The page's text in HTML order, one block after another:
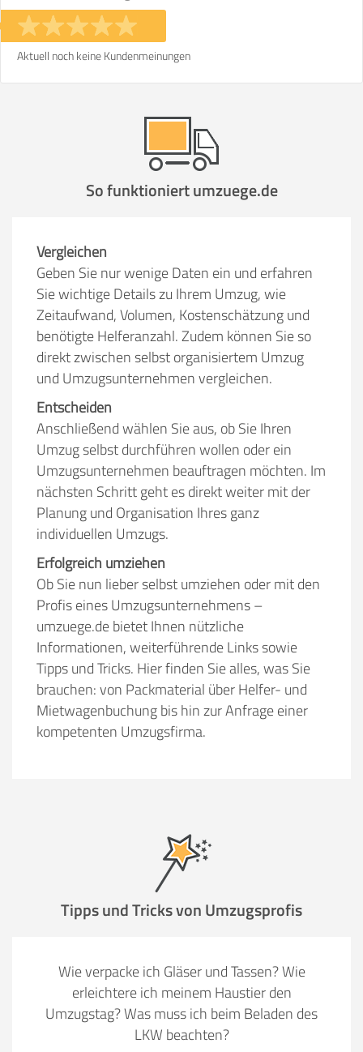
Stunden
KOSTENSCHÄTZUNG:
SO ERRECHNET SICH DIE KOSTENSCHÄTZUNG
Aktuell noch keine Kundenmeinungen
So funktioniert umzuege.de
Vergleichen
Geben Sie nur wenige Daten ein und erfahren
Sie wichtige Details zu Ihrem Umzug, wie
Zeitaufwand, Volumen, Kostenschätzung und
benötigte Helferanzahl. Zudem können Sie so
direkt zwischen selbst organisiertem Umzug
und Umzugsunternehmen vergleichen.
Entscheiden
Anschließend wählen Sie aus, ob Sie Ihren
Umzug selbst durchführen wollen oder ein
Umzugsunternehmen beauftragen möchten. Im
nächsten Schritt geht es direkt weiter mit der
Planung und Organisation Ihres ganz
individuellen Umzugs.
Erfolgreich umziehen
Ob Sie nun lieber selbst umziehen oder mit den
Profis eines Umzugsunternehmens –
umzuege.de bietet Ihnen nützliche
Informationen, weiterführende Links sowie
Tipps und Tricks. Hier finden Sie alles, was Sie
brauchen: von Packmaterial über Helfer- und
Mietwagenbuchung bis hin zur Anfrage einer
kompetenten Umzugsfirma.
Tipps und Tricks von Umzugsprofis
Wie verpacke ich Gläser und Tassen? Wie
erleichtere ich meinem Haustier den
Umzugstag? Was muss ich beim Beladen des
LKW beachten?